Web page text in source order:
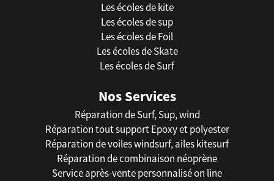
Les écoles de kite
Les écoles de sup
Les écoles de Foil
Les écoles de Skate
Les écoles de Surf
Nos Services
Réparation de Surf, Sup, wind
Réparation tout support Epoxy et polyester
Réparation de voiles windsurf, ailes kitesurf
Réparation de combinaison néoprène
Service après-vente personnalisé on line